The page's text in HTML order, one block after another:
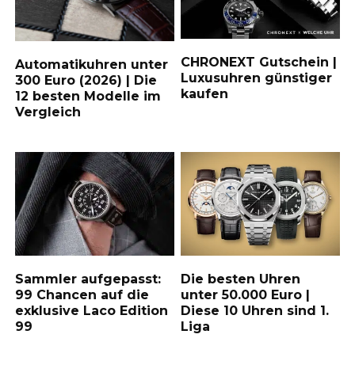
t
Automatikuhren unter
300 Euro (2026) | Die
12 besten Modelle im
Vergleich
CHRONEXT Gutschein |
Luxusuhren günstiger
kaufen
Sammler aufgepasst:
99 Chancen auf die
exklusive Laco Edition
99
Die besten Uhren
unter 50.000 Euro |
Diese 10 Uhren sind 1.
Liga